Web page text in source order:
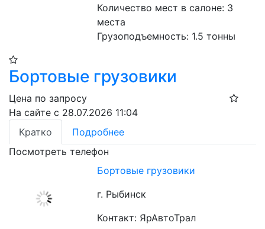
Количество мест в салоне: 3
места
Грузоподъемность: 1.5 тонны
Бортовые грузовики
Цена по запросу
На сайте с 28.07.2026 11:04
Кратко
Подробнее
Посмотреть телефон
Бортовые грузовики
г. Рыбинск
Контакт: ЯрАвтоТрал